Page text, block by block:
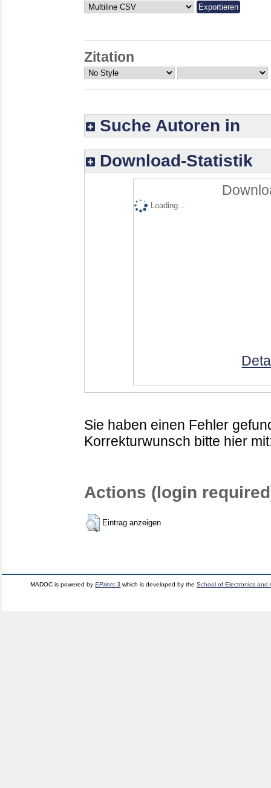
Zitation
Suche Autoren in
Download-Statistik
Loading...
Sie haben einen Fehler
Korrekturwunsch bitte hier
Actions (login
Eintrag anzeigen
MADOC is powered byEPrints 3 which is developed by theSchool of Electronics and